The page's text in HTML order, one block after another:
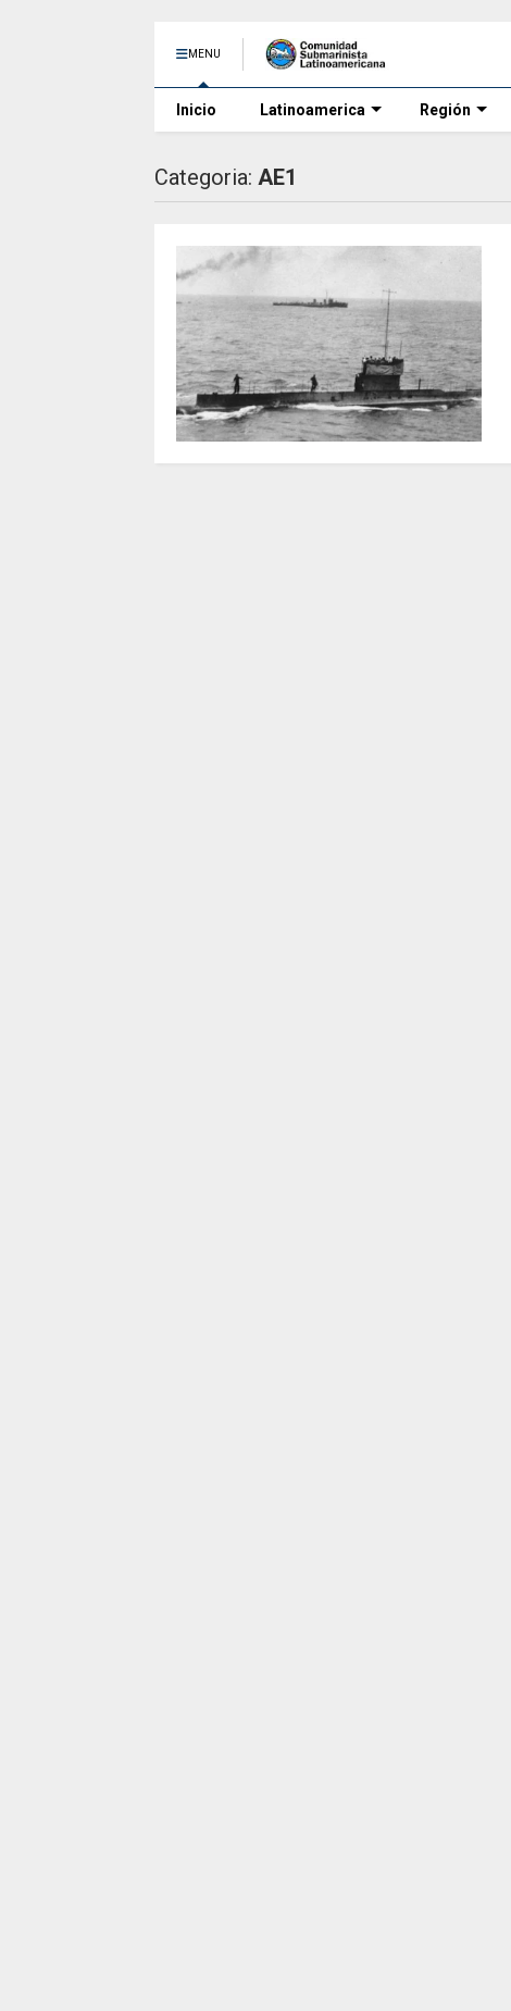
MENU
Inicio Latinoamerica Región
Categoria: AE1